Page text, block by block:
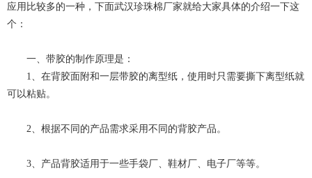
应用比较多的一种，下面武汉珍珠棉厂家就给大家具体的介绍一下这
个：
一、带胶的制作原理是：
1、在背胶面附和一层带胶的离型纸，使用时只需要撕下离型纸就
可以粘贴。
2、根据不同的产品需求采用不同的背胶产品。
3、产品背胶适用于一些手袋厂、鞋材厂、电子厂等等。